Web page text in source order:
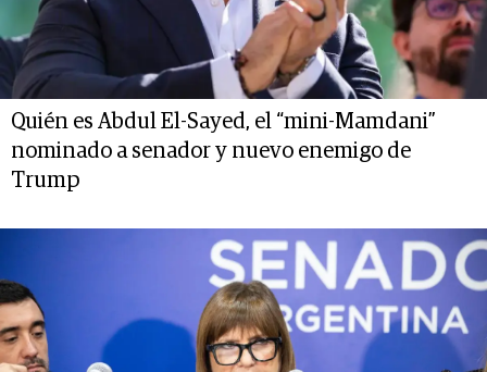
Quién es Abdul El-Sayed, el “mini-Mamdani”
nominado a senador y nuevo enemigo de
Trump